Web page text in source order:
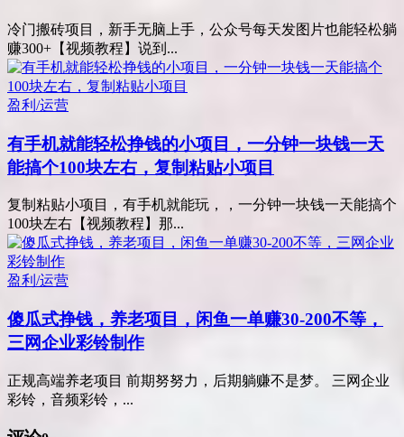
冷门搬砖项目，新手无脑上手，公众号每天发图片也能轻松躺
赚300+【视频教程】说到...
盈利/运营
有手机就能轻松挣钱的小项目，一分钟一块钱一天
能搞个100块左右，复制粘贴小项目
复制粘贴小项目，有手机就能玩，，一分钟一块钱一天能搞个
100块左右【视频教程】那...
盈利/运营
傻瓜式挣钱，养老项目，闲鱼一单赚30-200不等，
三网企业彩铃制作
正规高端养老项目 前期努努力，后期躺赚不是梦。 三网企业
彩铃，音频彩铃，...